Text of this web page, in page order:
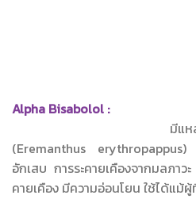
Alpha
มีแห
(Eremanthus
อักเสบ การระคายเคืองจากมลภา
คายเคือง มีความอ่อนโยน ใช้ได้แม้